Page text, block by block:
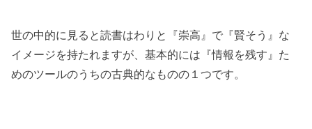
世の中的に見ると読書はわりと『崇高』で『賢そう』な
イメージを持たれますが、基本的には『情報を残す』た
めのツールのうちの古典的なものの１つです。